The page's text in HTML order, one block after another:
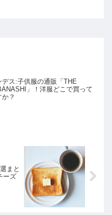
デス:子供服の通販「THE
」！洋服どこで買って
？
まと
ーズ